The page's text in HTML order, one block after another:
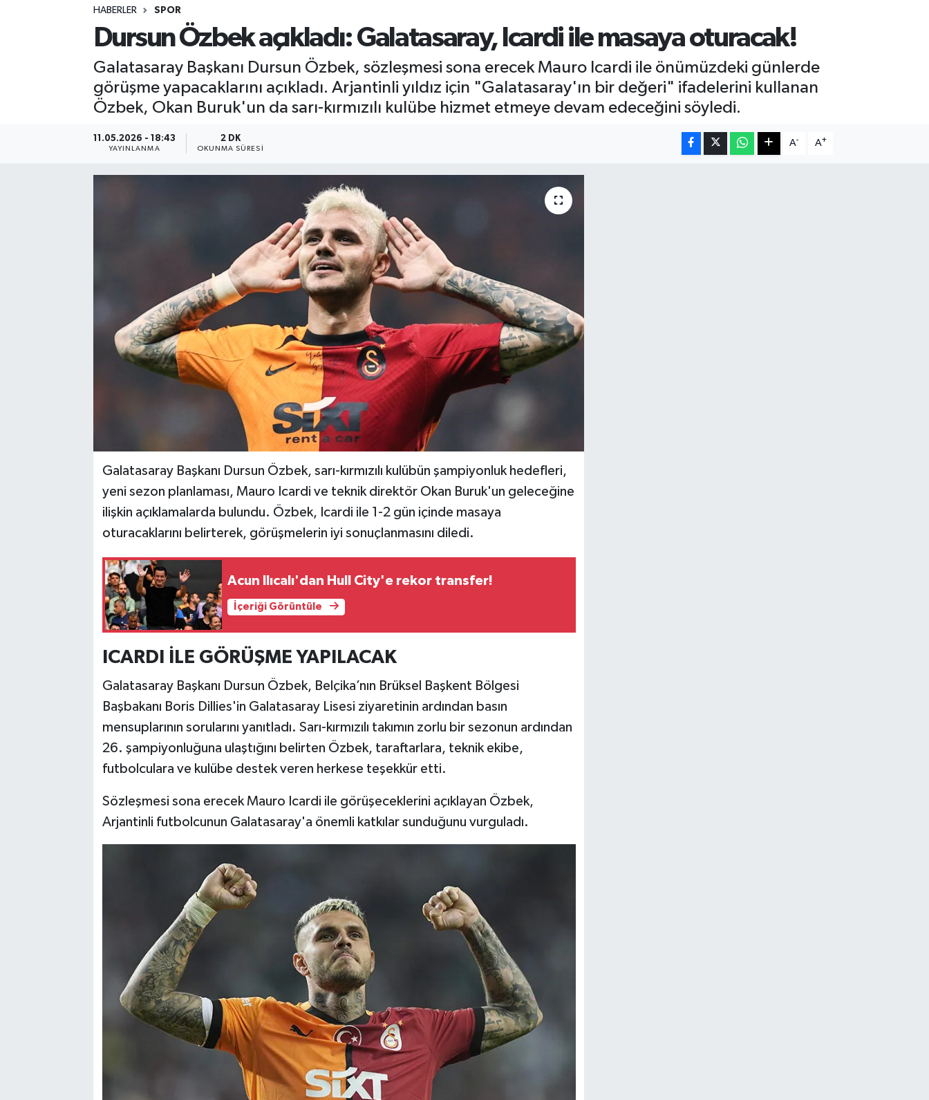
HABERLER SPOR
Dursun Özbek açıkladı: Galatasaray, Icardi ile masaya oturacak!
Galatasaray Başkanı Dursun Özbek, sözleşmesi sona erecek Mauro Icardi ile önümüzdeki günlerde
görüşme yapacaklarını açıkladı. Arjantinli yıldız için "Galatasaray'ın bir değeri" ifadelerini kullanan
Özbek, Okan Buruk'un da sarı-kırmızılı kulübe hizmet etmeye devam edeceğini söyledi.
11.05.2026 - 18:43
YAYINLANMA
2 DK
OKUNMA SÜRESI
A- A+
Galatasaray Başkanı Dursun Özbek, sarı-kırmızılı kulübün şampiyonluk hedefleri,
yeni sezon planlaması, Mauro Icardi ve teknik direktör Okan Buruk'un geleceğine
ilişkin açıklamalarda bulundu. Özbek, Icardi ile 1-2 gün içinde masaya
oturacaklarını belirterek, görüşmelerin iyi sonuçlanmasını diledi.
Acun Ilıcalı'dan Hull City'e rekor transfer!
İçeriği Görüntüle
ICARDI İLE GÖRÜŞME YAPILACAK
Galatasaray Başkanı Dursun Özbek, Belçika’nın Brüksel Başkent Bölgesi
Başbakanı Boris Dillies'in Galatasaray Lisesi ziyaretinin ardından basın
mensuplarının sorularını yanıtladı. Sarı-kırmızılı takımın zorlu bir sezonun ardından
26. şampiyonluğuna ulaştığını belirten Özbek, taraftarlara, teknik ekibe,
futbolculara ve kulübe destek veren herkese teşekkür etti.
Sözleşmesi sona erecek Mauro Icardi ile görüşeceklerini açıklayan Özbek,
Arjantinli futbolcunun Galatasaray'a önemli katkılar sunduğunu vurguladı.